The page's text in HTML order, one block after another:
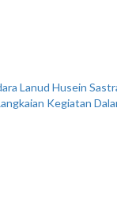
Lanud Husein
Kegiatan